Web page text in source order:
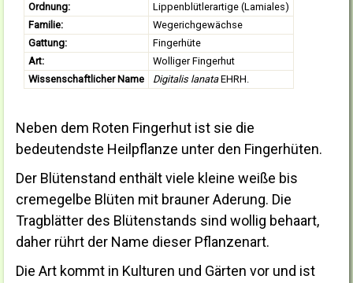
Ordnung:
Lippenblütlerartige (Lamiales)
Familie:
Wegerichgewächse
Gattung:
Fingerhüte
Art:
Wolliger Fingerhut
Wissenschaftlicher Name
Digitalis lanataEHRH.
Neben dem Roten Fingerhut ist sie die
bedeutendste Heilpflanze unter den Fingerhüten.
Der Blütenstand enthält viele kleine weiße bis
cremegelbe Blüten mit brauner Aderung. Die
Tragblätter des Blütenstands sind wollig behaart,
daher rührt der Name dieser Pflanzenart.
Die Art kommt in Kulturen und Gärten vor und ist